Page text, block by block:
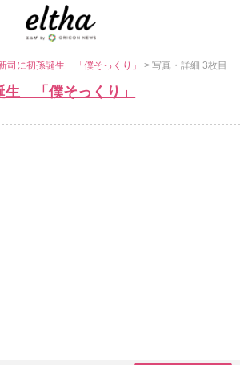
司に初孫誕生 「僕そっくり」> 写真・詳細 3枚目
生 「僕そっくり」